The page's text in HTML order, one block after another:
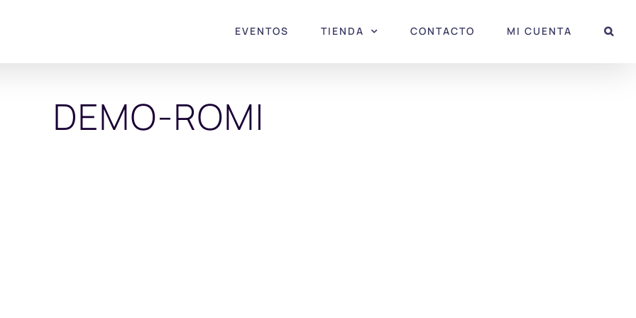
EVENTOS TIENDA CONTACTO MI CUENTA
DEMO-ROMI